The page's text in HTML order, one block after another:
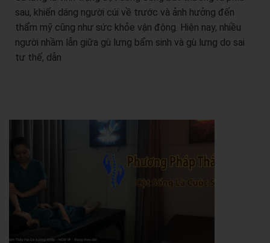
sau, khiến dáng người cúi về trước và ảnh hưởng đến
thẩm mỹ cũng như sức khỏe vận động. Hiện nay, nhiều
người nhầm lẫn giữa gù lưng bẩm sinh và gù lưng do sai
tư thế, dẫn